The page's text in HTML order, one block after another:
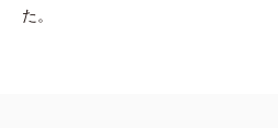
た。